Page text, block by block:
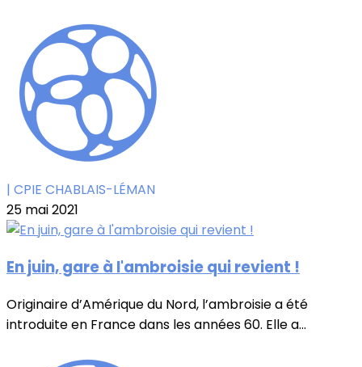
| CPIE CHABLAIS-LÉMAN
25 mai 2021
En juin, gare à l'ambroisie qui revient !
Originaire d’Amérique du Nord, l’ambroisie a été
introduite en France dans les années 60. Elle a...